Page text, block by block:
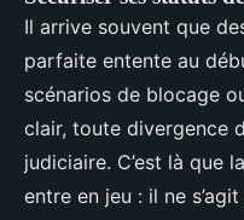
Il arrive souvent que
parfaite entente au
scénarios de blocage
clair, toute divergence
judiciaire. C’est là que la
entre en jeu : il ne